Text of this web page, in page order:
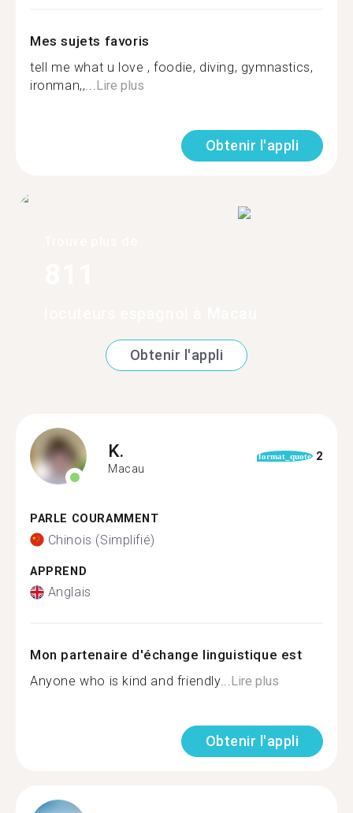
Mes sujets favoris
tell me what u love , foodie, diving, gymnastics,
ironman,,... Lire plus
Obtenir l'appli
Obtenir l'appli
K.
Macau
format_quote 2
PARLE COURAMMENT
Chinois (Simplifié)
APPREND
Anglais
Mon partenaire d'échange linguistique est
Anyone who is kind and friendly...Lire plus
Obtenir l'appli